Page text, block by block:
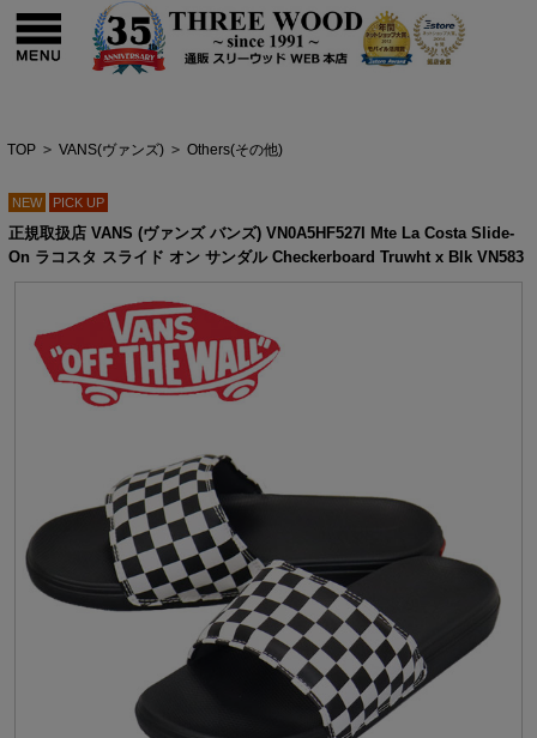
TOP > VANS(ヴァンズ) > Others(その他)
NEW PICK UP
正規取扱店 VANS (ヴァンズ バンズ) VN0A5HF527I Mte La Costa Slide-
On ラコスタ スライド オン サンダル Checkerboard Truwht x Blk VN583